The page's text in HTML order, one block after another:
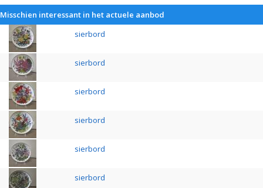
Misschien interessant in het actuele aanbod
sierbord
sierbord
sierbord
sierbord
sierbord
sierbord